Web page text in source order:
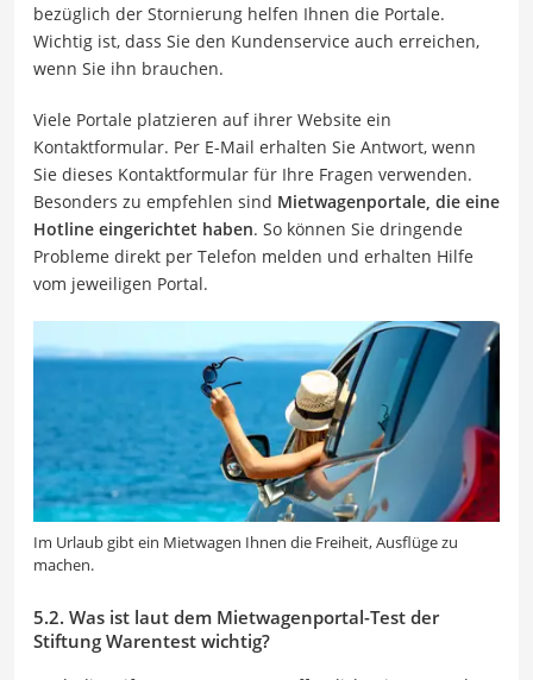
bezüglich der Stornierung helfen Ihnen die Portale.
Wichtig ist, dass Sie den Kundenservice auch erreichen,
wenn Sie ihn brauchen.
Viele Portale platzieren auf ihrer Website ein
Kontaktformular. Per E-Mail erhalten Sie Antwort, wenn
Sie dieses Kontaktformular für Ihre Fragen verwenden.
Besonders zu empfehlen sind Mietwagenportale, die eine
Hotline eingerichtet haben. So können Sie dringende
Probleme direkt per Telefon melden und erhalten Hilfe
vom jeweiligen Portal.
Im Urlaub gibt ein Mietwagen Ihnen die Freiheit, Ausflüge zu
machen.
5.2. Was ist laut dem Mietwagenportal-Test der
Stiftung Warentest wichtig?